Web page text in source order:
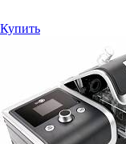
Купить